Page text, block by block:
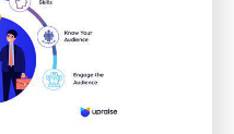
取得更大的成功！